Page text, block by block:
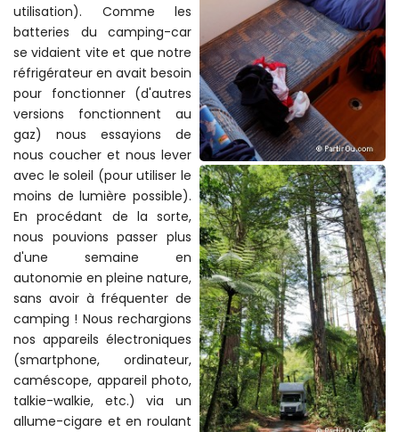
utilisation). Comme les
batteries du camping-car
se vidaient vite et que notre
réfrigérateur en avait besoin
pour fonctionner (d'autres
versions fonctionnent au
gaz) nous essayions de
nous coucher et nous lever
avec le soleil (pour utiliser le
moins de lumière possible).
En procédant de la sorte,
nous pouvions passer plus
d'une semaine en
autonomie en pleine nature,
sans avoir à fréquenter de
camping ! Nous rechargions
nos appareils électroniques
(smartphone, ordinateur,
caméscope, appareil photo,
talkie-walkie, etc.) via un
allume-cigare et en roulant